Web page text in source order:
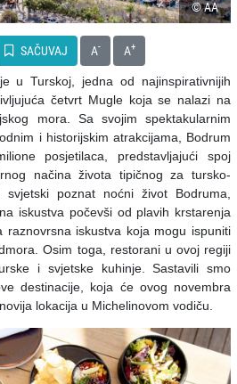
© AA
SAČUVAJ A- A+
u Turskoj, jedna od najinspirativnijih
četvrt Mugle koja se nalazi na
mora. Sa svojim spektakularnim
i historijskim atrakcijama, Bodrum
posjetilaca, predstavljajući spoj
načina života tipičnog za tursko-
poznat noćni život Bodruma,
iskustva počevši od plavih krstarenja
raznovrsna iskustva koja mogu ispuniti
Osim toga, restorani u ovoj regiji
i svjetske kuhinje. Sastavili smo
destinacije, koja će ovog novembra
lokacija u Michelinovom vodiču.